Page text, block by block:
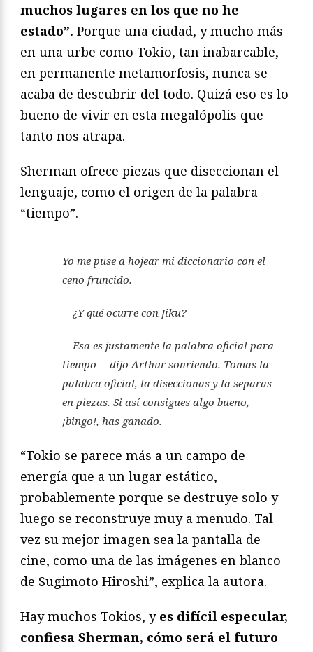
muchos lugares en los que no he
estado”. Porque una ciudad, y mucho más
en una urbe como Tokio, tan inabarcable,
en permanente metamorfosis, nunca se
acaba de descubrir del todo. Quizá eso es lo
bueno de vivir en esta megalópolis que
tanto nos atrapa.
Sherman ofrece piezas que diseccionan el
lenguaje, como el origen de la palabra
“tiempo”.
Yo me puse a hojear mi diccionario con el
ceño fruncido.
—¿Y qué ocurre con Jikū?
—Esa es justamente la palabra oficial para
tiempo —dijo Arthur sonriendo. Tomas la
palabra oficial, la diseccionas y la separas
en piezas. Si así consigues algo bueno,
¡bingo!, has ganado.
“Tokio se parece más a un campo de
energía que a un lugar estático,
probablemente porque se destruye solo y
luego se reconstruye muy a menudo. Tal
vez su mejor imagen sea la pantalla de
cine, como una de las imágenes en blanco
de Sugimoto Hiroshi”, explica la autora.
Hay muchos Tokios, yes difícil especular,
confiesa Sherman, cómo será el futuro